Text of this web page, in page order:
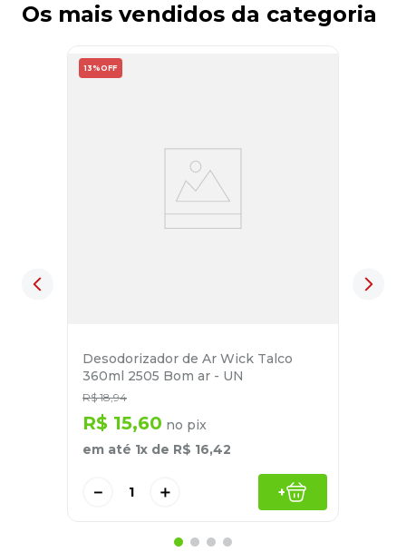
Os mais vendidos da categoria
13% OFF
Desodorizador de Ar Wick Talco
360ml 2505 Bom ar - UN
R$ 18,94
R$ 15,60 no pix
em até 1x de R$ 16,42
＋
－ +